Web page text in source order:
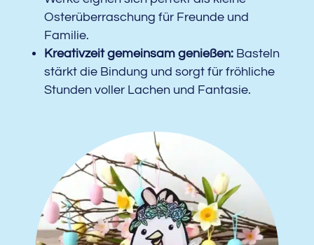
Osterüberraschung für Freunde und
Familie.
Kreativzeit gemeinsam genießen:Basteln
stärkt die Bindung und sorgt für fröhliche
Stunden voller Lachen und Fantasie.